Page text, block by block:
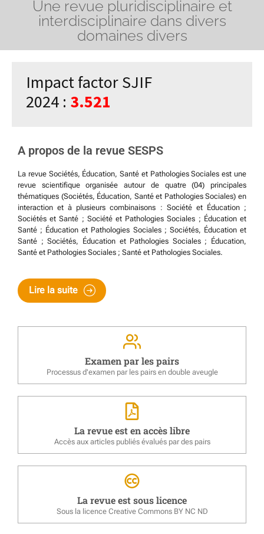
Une revue pluridisciplinaire et
interdisciplinaire dans divers
domaines divers
Impact factor SJIF
2024 : 3.521
A propos de la revue SESPS
La revue Sociétés, Éducation, Santé et Pathologies Sociales est une
revue scientifique organisée autour de quatre (04) principales
thématiques (Sociétés, Éducation, Santé et Pathologies Sociales) en
interaction et à plusieurs combinaisons : Société et Éducation ;
Sociétés et Santé ; Société et Pathologies Sociales ; Éducation et
Santé ; Éducation et Pathologies Sociales ; Sociétés, Éducation et
Santé ; Sociétés, Éducation et Pathologies Sociales ; Éducation,
Santé et Pathologies Sociales ; Santé et Pathologies Sociales.
Lire la suite
Examen par les pairs
Processus d'examen par les pairs en double aveugle
La revue est en accès libre
Accès aux articles publiés évalués par des pairs
La revue est sous licence
Sous la licence Creative Commons BY NC ND